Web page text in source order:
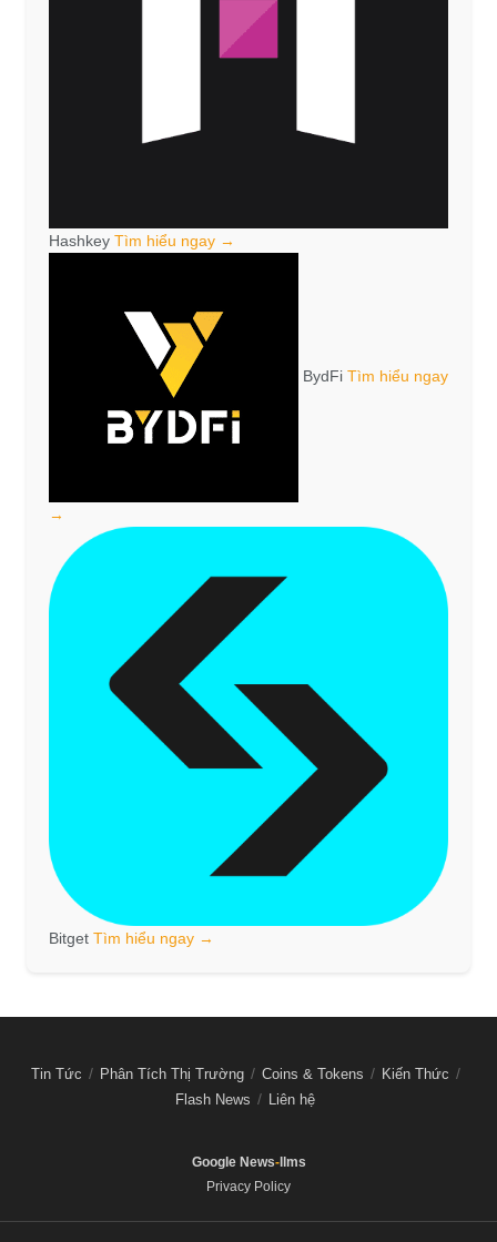
Hashkey Tìm hiểu ngay →
BydFi Tìm hiểu ngay
→
Bitget Tìm hiểu ngay →
Tin Tức Phân Tích Thị Trường Coins & Tokens
Kiến Thức
Flash News
Liên hệ
Google News-llms
Privacy Policy